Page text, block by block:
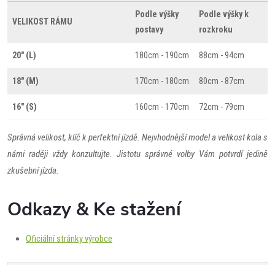
VELIKOST RÁMU
Podle výšky
postavy
Podle výšky k
rozkroku
20" (L) 180cm - 190cm 88cm - 94cm
18" (M) 170cm - 180cm 80cm - 87cm
16" (S) 160cm - 170cm 72cm - 79cm
Správná velikost, klíč k perfektní jízdě. Nejvhodnější model a velikost kola s
námi raději vždy konzultujte. Jistotu správné volby Vám potvrdí jedině
zkušební jízda.
Odkazy & Ke stažení
Oficiální stránky výrobce